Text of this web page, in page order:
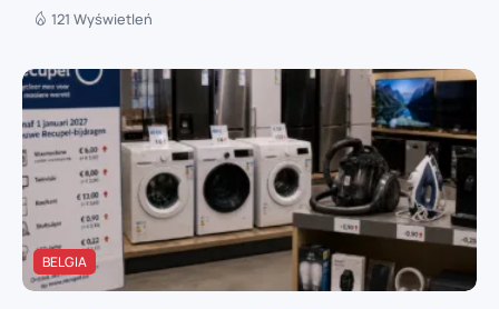
121 Wyświetleń
BELGIA